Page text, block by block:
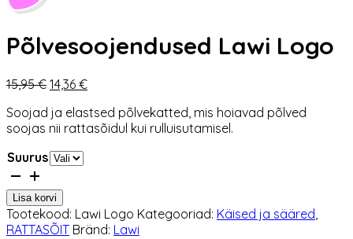
Põlvesoojendused Lawi Logo
15,95€ Algne
oli:
15,95 €.
14,36 €Praegune
on:
14,36 €.
Soojad ja elastsed põlvekatted, mis hoiavad põlved
soojas nii rattasõidul kui rulluisutamisel.
Suurus
Põlvesoojendused
Lawi
Logo
kogus
Lisa korvi
Tootekood: Lawi Logo Kategooriad: Käised ja sääred,
RATTASÕIT Bränd: Lawi